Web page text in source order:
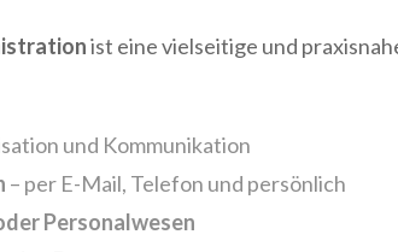
ist eine vielseitige und
und Kommunikation
– per E-Mail, Telefon und persönlich
Personalwesen